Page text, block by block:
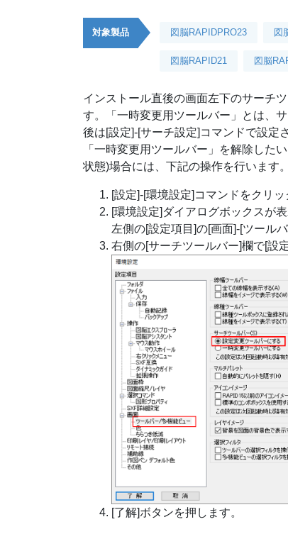
対象製品 図脳RAPIDPRO23 図
図脳RAPID21 図脳
インストール直後の画面左下のサーチ
す。「一時変更用ツールバー」とは、
後は[設定]-[サーチ設定]コマンドで設定
「一時変更用ツールバー」を解除した
状態)場合には、下記の操作を行います。
[設定]-[環境設定]コマンドをクリッ
[環境設定]ダイアログボックスが表
左側の[設定項目]の[画面]-[ツール
右側の[サーチツールバー]欄で[設
[了解]ボタンを押します。